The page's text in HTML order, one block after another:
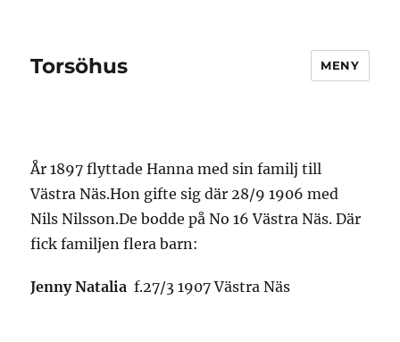
Torsöhus MENY
År 1897 flyttade Hanna med sin familj till
Västra Näs.Hon gifte sig där 28/9 1906 med
Nils Nilsson.De bodde på No 16 Västra Näs. Där
fick familjen flera barn:
Jenny Natalia f.27/3 1907 Västra Näs